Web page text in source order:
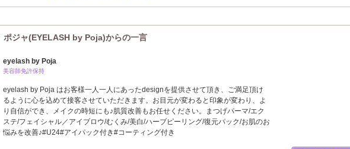
ポジャ(EYELASH by Poja)からの一言
eyelash by Poja
美容師免許保持
eyelash by Poja はお客様一人一人にあったdesignを提供させて頂き、ご満足頂け
るように心を込めて接客させていただきます。お目元が変わると印象が変わり、よ
り自信ができ、メイクの時短にも♪肌質改善もお任せください。まつげパーマ/エク
ステ/フェイシャル／アイブロウ/むくみ/美白/ハーブピーリング/復元パック/お肌のお
悩みを改善♪#U24#アイパック付き#コーティング付き